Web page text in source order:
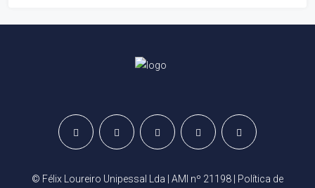
© Félix Loureiro Unipessal Lda | AMI nº 21198 | Política de